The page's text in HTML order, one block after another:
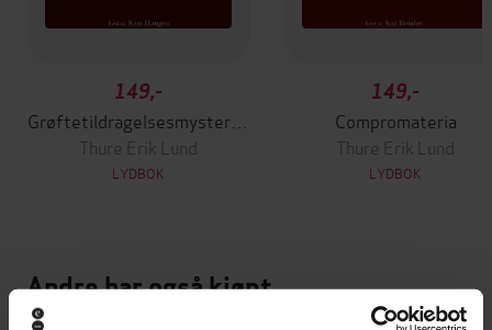
149,-
Thure Erik Lund
LYDBOK
149,-
Compromateria
Thure Erik Lund
LYDBOK
Andre har også kjøpt